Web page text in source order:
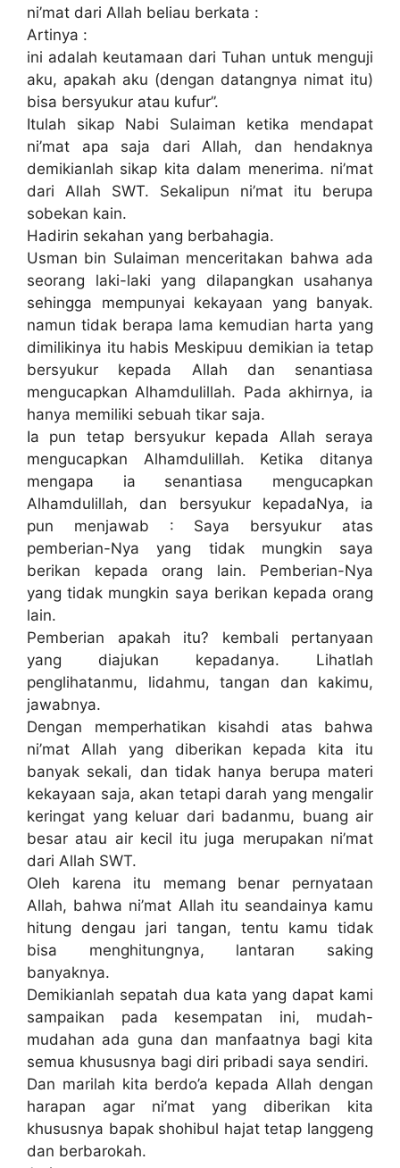
ni’mat dari Allah beliau berkata :
Artinya :
ini adalah keutamaan dari Tuhan untuk menguji
aku, apakah aku (dengan datangnya nimat itu)
bisa bersyukur atau kufur”.
Itulah sikap Nabi Sulaiman ketika mendapat
ni’mat apa saja dari Allah, dan hendaknya
demikianlah sikap kita dalam menerima. ni’mat
dari Allah SWT. Sekalipun ni’mat itu berupa
sobekan kain.
Hadirin sekahan yang berbahagia.
Usman bin Sulaiman menceritakan bahwa ada
seorang laki-laki yang dilapangkan usahanya
sehingga mempunyai kekayaan yang banyak.
namun tidak berapa lama kemudian harta yang
dimilikinya itu habis Meskipuu demikian ia tetap
bersyukur kepada Allah dan senantiasa
mengucapkan Alhamdulillah. Pada akhirnya, ia
hanya memiliki sebuah tikar saja.
Ia pun tetap bersyukur kepada Allah seraya
mengucapkan Alhamdulillah. Ketika ditanya
mengapa ia senantiasa mengucapkan
Alhamdulillah, dan bersyukur kepadaNya, ia
pun menjawab : Saya bersyukur atas
pemberian-Nya yang tidak mungkin saya
berikan kepada orang lain. Pemberian-Nya
yang tidak mungkin saya berikan kepada orang
lain.
Pemberian apakah itu? kembali pertanyaan
yang diajukan kepadanya. Lihatlah
penglihatanmu, lidahmu, tangan dan kakimu,
jawabnya.
Dengan memperhatikan kisahdi atas bahwa
ni’mat Allah yang diberikan kepada kita itu
banyak sekali, dan tidak hanya berupa materi
kekayaan saja, akan tetapi darah yang mengalir
keringat yang keluar dari badanmu, buang air
besar atau air kecil itu juga merupakan ni’mat
dari Allah SWT.
Oleh karena itu memang benar pernyataan
Allah, bahwa ni’mat Allah itu seandainya kamu
hitung dengau jari tangan, tentu kamu tidak
bisa menghitungnya, lantaran saking
banyaknya.
Demikianlah sepatah dua kata yang dapat kami
sampaikan pada kesempatan ini, mudah-
mudahan ada guna dan manfaatnya bagi kita
semua khususnya bagi diri pribadi saya sendiri.
Dan marilah kita berdo’a kepada Allah dengan
harapan agar ni’mat yang diberikan kita
khususnya bapak shohibul hajat tetap langgeng
dan berbarokah.